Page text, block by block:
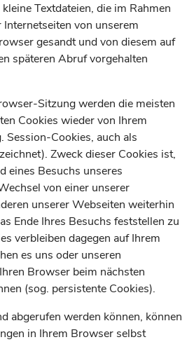
Textdateien, die im Rahmen
von unserem
gesandt und von diesem auf
späteren Abruf vorgehalten
Sitzung werden die meisten
Cookies wieder von Ihrem
Session-Cookies, auch als
Zweck dieser Cookies ist,
eines Besuchs unseres
von einer unserer
unserer Webseiten weiterhin
Ende Ihres Besuchs feststellen zu
verbleiben dagegen auf Ihrem
es uns oder unseren
Browser beim nächsten
(sog. persistente Cookies).
abgerufen werden können, können
in Ihrem Browser selbst